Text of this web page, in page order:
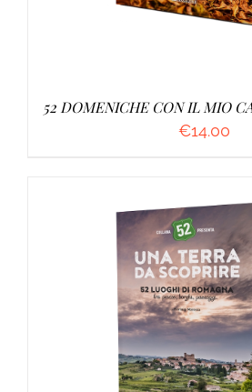
52 DOMENICHE CON IL MIO
€14.00
AGGIUNGI AL CARRELLO /